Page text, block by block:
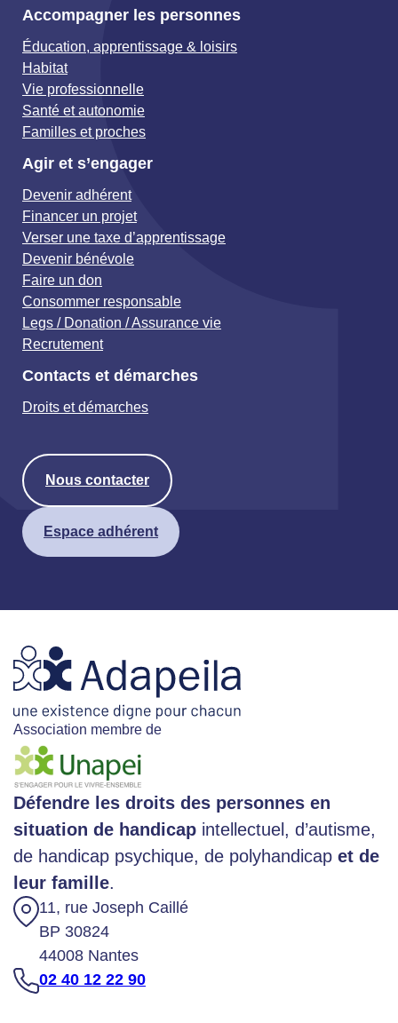
Accompagner les personnes
Éducation, apprentissage & loisirs
Habitat
Vie professionnelle
Santé et autonomie
Familles et proches
Agir et s’engager
Devenir adhérent
Financer un projet
Verser une taxe d’apprentissage
Devenir bénévole
Faire un don
Consommer responsable
Legs / Donation / Assurance vie
Recrutement
Contacts et démarches
Droits et démarches
Nous contacter
Espace adhérent
Association membre de
Défendre les droits des personnes en
situation de handicap intellectuel, d’autisme,
de handicap psychique, de polyhandicap et de
leur famille.
11, rue Joseph Caillé
BP 30824
44008 Nantes
02 40 12 22 90